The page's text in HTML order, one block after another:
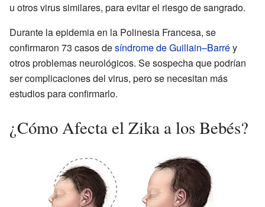
u otros virus similares, para evitar el riesgo de sangrado.
Durante la epidemia en la Polinesia Francesa, se
confirmaron 73 casos desíndrome de Guillain–Barréy
otros problemas neurológicos. Se sospecha que podrían
ser complicaciones del virus, pero se necesitan más
estudios para confirmarlo.
¿Cómo Afecta el Zika a los Bebés?